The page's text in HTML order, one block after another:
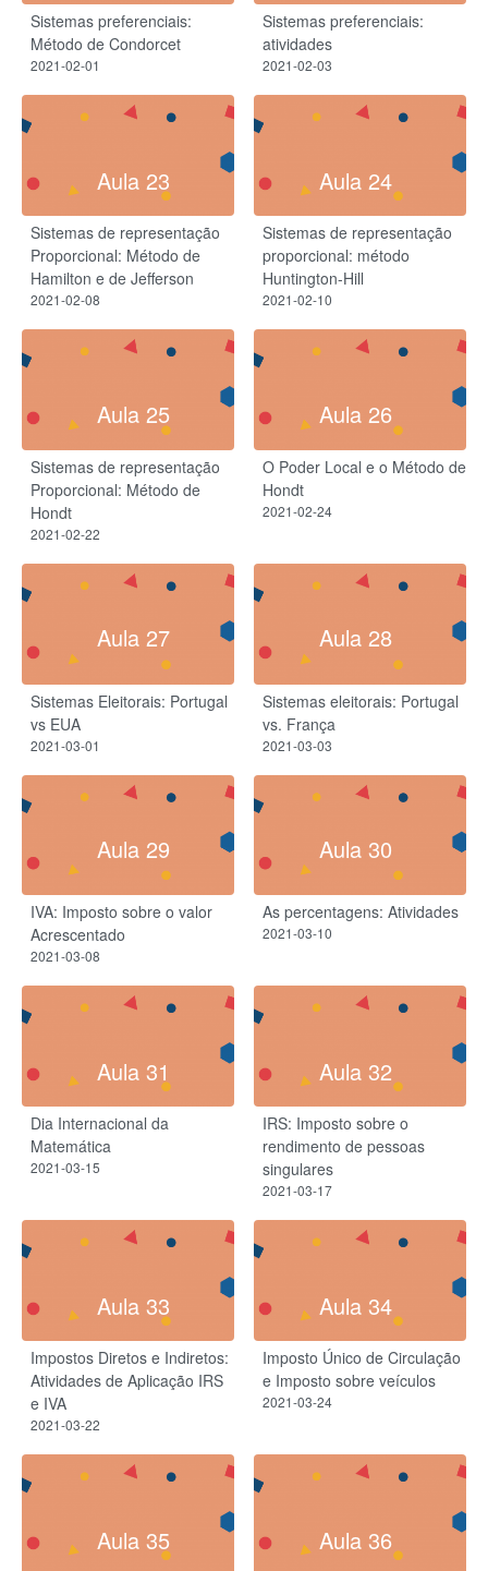
Sistemas preferenciais:
Método de Condorcet
2021-02-01
Sistemas preferenciais:
atividades
2021-02-03
Aula 23
Sistemas de representação
Proporcional: Método de
Hamilton e de Jefferson
2021-02-08
Aula 24
Sistemas de representação
proporcional: método
Huntington-Hill
2021-02-10
Aula 25
Sistemas de representação
Proporcional: Método de
Hondt
2021-02-22
Aula 26
O Poder Local e o Método de
Hondt
2021-02-24
Aula 27
Sistemas Eleitorais: Portugal
vs EUA
2021-03-01
Aula 28
Sistemas eleitorais: Portugal
vs. França
2021-03-03
Aula 29
IVA: Imposto sobre o valor
Acrescentado​
2021-03-08
Aula 30
As percentagens: Atividades
2021-03-10
Aula 31
Dia Internacional da
Matemática
2021-03-15
Aula 32
IRS: Imposto sobre o
rendimento de pessoas
singulares
2021-03-17
Aula 33
Impostos Diretos e Indiretos:
Atividades de Aplicação IRS
e IVA
2021-03-22
Aula 34
Imposto Único de Circulação
e Imposto sobre veículos
2021-03-24
Aula 35 Aula 36